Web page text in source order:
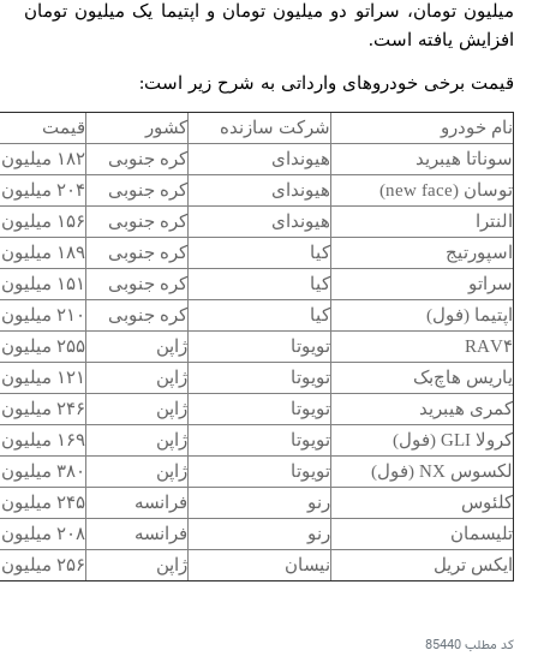
میلیون تومان، سراتو دو میلیون تومان و اپتیما یک میلیون تومان
افزایش یافته است.
قیمت برخی خودروهای وارداتی به شرح زیر است:
نام خودرو شرکت سازنده کشور
قیمت
سوناتا هیبرید
هیوندای کره جنوبی
۱۸۲ میلیون تومان
توسان (new face)
هیوندای کره جنوبی
۲۰۴ میلیون تومان
النترا
هیوندای کره جنوبی
۱۵۶ میلیون تومان
اسپورتیج
کیا کره جنوبی
۱۸۹ میلیون تومان
سراتو
کیا کره جنوبی
۱۵۱ میلیون تومان
اپتیما (فول)
کیا کره جنوبی
۲۱۰ میلیون تومان
RAV۴
تویوتا ژاپن
۲۵۵ میلیون تومان
یاریس هاچ‌بک
تویوتا ژاپن
۱۲۱ میلیون تومان
کمری هیبرید
تویوتا ژاپن
۲۴۶ میلیون تومان
کرولا GLI (فول)
تویوتا ژاپن
۱۶۹ میلیون تومان
لکسوس NX (فول)
تویوتا ژاپن
۳۸۰ میلیون تومان
کلئوس
رنو فرانسه
۲۴۵ میلیون تومان
تلیسمان
رنو فرانسه
۲۰۸ میلیون تومان
ایکس تریل
نیسان ژاپن ۲۵۶ میلیون تومان
کد مطلب85440